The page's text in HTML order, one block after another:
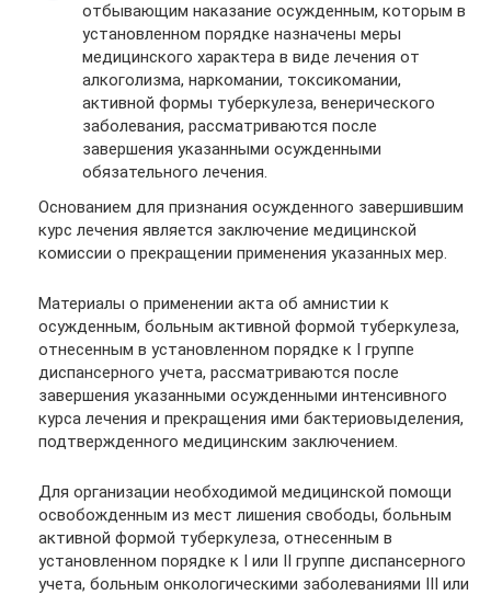
отбывающим наказание осужденным, которым в
установленном порядке назначены меры
медицинского характера в виде лечения от
алкоголизма, наркомании, токсикомании,
активной формы туберкулеза, венерического
заболевания, рассматриваются после
завершения указанными осужденными
обязательного лечения.
Основанием для признания осужденного завершившим
курс лечения является заключение медицинской
комиссии о прекращении применения указанных мер.
Материалы о применении акта об амнистии к
осужденным, больным активной формой туберкулеза,
отнесенным в установленном порядке к I группе
диспансерного учета, рассматриваются после
завершения указанными осужденными интенсивного
курса лечения и прекращения ими бактериовыделения,
подтвержденного медицинским заключением.
Для организации необходимой медицинской помощи
освобожденным из мест лишения свободы, больным
активной формой туберкулеза, отнесенным в
установленном порядке к I или II группе диспансерного
учета, больным онкологическими заболеваниями III или